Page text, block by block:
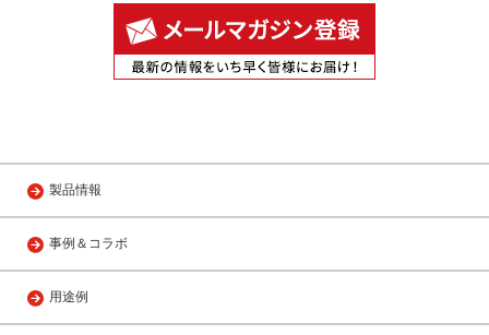
製品情報
事例＆コラボ
用途例